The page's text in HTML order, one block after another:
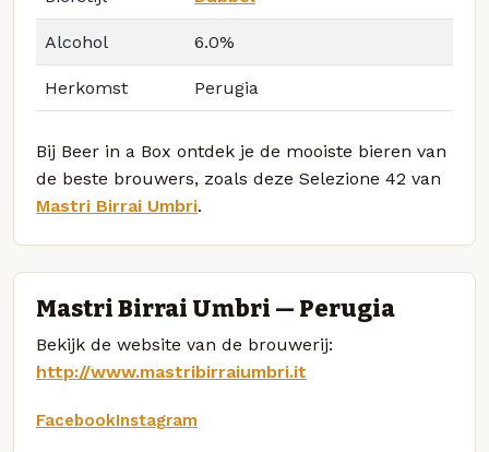
Alcohol 6.0%
Herkomst Perugia
Bij Beer in a Box ontdek je de mooiste bieren van
de beste brouwers, zoals deze Selezione 42 van
Mastri Birrai Umbri.
Mastri Birrai Umbri — Perugia
Bekijk de website van de brouwerij:
http://www.mastribirraiumbri.it
FacebookInstagram